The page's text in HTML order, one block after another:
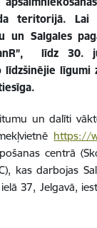
teritorijā. Lai
un Salgales
līdz 30.
līdzšinējie
un dalīti
https://
centrā
kas darbojas
37, Jelgavā,